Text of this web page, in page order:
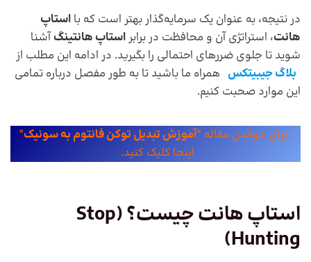
در نتیجه، به عنوان یک سرمایه‌گذار بهتر است که با استاپ
هانت، استراتژی آن و محافظت در برابراستاپ هانتینگآشنا
شوید تا جلوی ضررهای احتمالی را بگیرید. در ادامه این مطلب از
بلاگ جیبیتکس همراه ما باشید تا به طور مفصل درباره تمامی
این موارد صحبت کنیم.
برای خواندن مقاله “آموزش تبدیل توکن فانتوم به سونیک”
اینجا کلیک کنید.
استاپ هانت چیست؟ (Stop
Hunting
)